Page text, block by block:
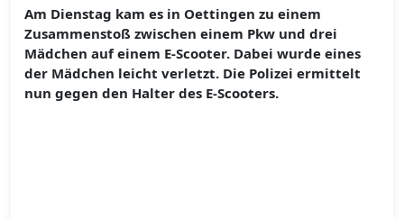
Am Dienstag kam es in Oettingen zu einem
Zusammenstoß zwischen einem Pkw und drei
Mädchen auf einem E-Scooter. Dabei wurde eines
der Mädchen leicht verletzt. Die Polizei ermittelt
nun gegen den Halter des E-Scooters.